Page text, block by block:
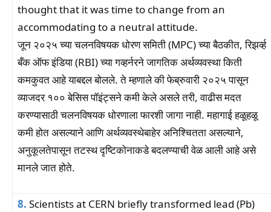
thought that it was time to change from an
accommodating to a neutral attitude.
जून २०२५ च्या चलनविषयक धोरण समिती (MPC) च्या बैठकीत, रिझर्व्ह
बँक ऑफ इंडिया (RBI) च्या गव्हर्नरने जागतिक अर्थव्यवस्था किती
कमकुवत आहे याबद्दल बोलले. ते म्हणाले की फेब्रुवारी २०२५ पासून
व्याजदर १०० बेसिस पॉइंट्सने कमी केले असले तरी, वाढीस मदत
करण्यासाठी चलनविषयक धोरणाला फारशी जागा नाही. महागाई हळूहळू
कमी होत असल्याने आणि अर्थव्यवस्थेबाहेर अनिश्चितता असल्याने,
अनुकूलतेपासून तटस्थ दृष्टिकोनाकडे बदलण्याची वेळ आली आहे असे
मानले जात होते.
8. Scientists at CERN briefly transformed lead (Pb)